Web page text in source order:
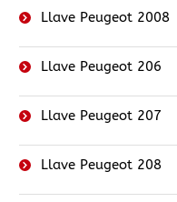
Llave Peugeot 2008
Llave Peugeot 206
Llave Peugeot 207
Llave Peugeot 208